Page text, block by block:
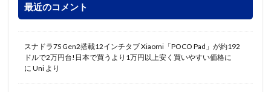
最近のコメント
スナドラ7S Gen2搭載12インチタブ Xiaomi「POCO Pad」が約192
ドルで2万円台!日本で買うより1万円以上安く買いやすい価格に
に Uni より